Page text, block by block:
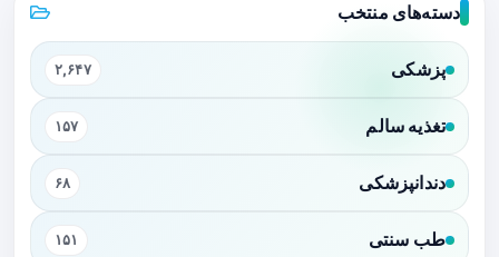
دسته‌های منتخب
پزشکی ۲,۶۴۷
تغذیه سالم ۱۵۷
دندانپزشکی ۶۸
طب سنتی ۱۵۱